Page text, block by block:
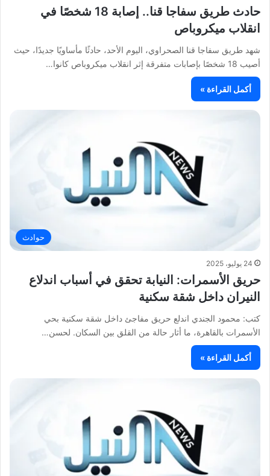
حادث طريق سفاجا قنا.. إصابة 18 شخصًا في
انقلاب ميكروباص
شهد طريق سفاجا قنا الصحراوي، اليوم الأحد، حادثًا مأساويًا جديدًا، حيث
أصيب 18 شخصًا بإصابات متفرقة إثر انقلاب ميكروباص كانوا…
أكمل القراءة »
حوادث
24 يوليو، 2025
حريق الأسمرات: النيابة تحقق في أسباب اندلاع
النيران داخل شقة سكنية
كتب: محمود الجندي اندلع حريق مفاجئ داخل شقة سكنية بحي
الأسمرات بالقاهرة، ما أثار حالة من القلق بين السكان. لحسن…
أكمل القراءة »